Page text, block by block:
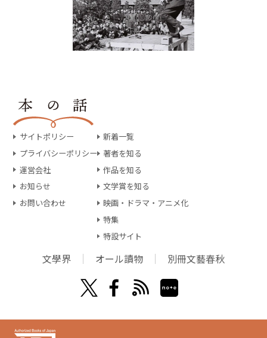
サイトポリシー
プライバシーポリシー
運営会社
お知らせ
お問い合わせ
新着一覧
著者を知る
作品を知る
文学賞を知る
映画・ドラマ・アニメ化
特集
特設サイト
文學界 オール讀物 別冊文藝春秋